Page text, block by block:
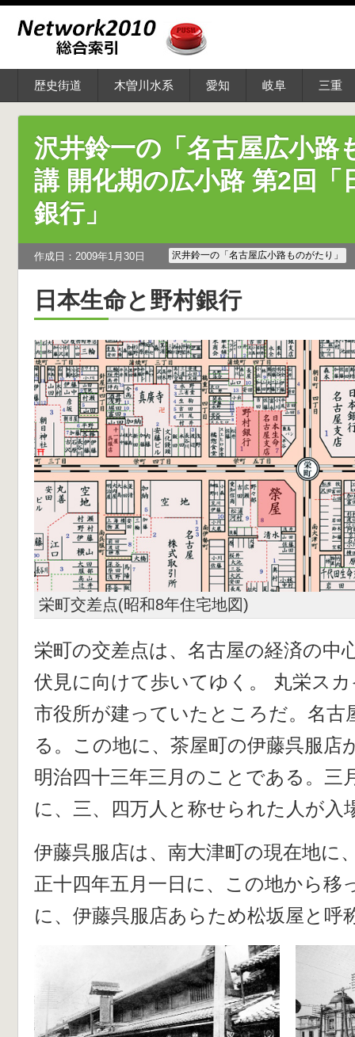
歴史街道 木曽川水系 愛知 岐阜 三重
沢井鈴一の「名古屋広小路
講 開化期の広小路 第2回「
銀行」
作成日：2009年1月30日 沢井鈴一の「名古屋広小路ものがたり」
日本生命と野村銀行
栄町交差点(昭和8年住宅地図)
栄町の交差点は、名古屋の経済の中
伏見に向けて歩いてゆく。 丸栄ス
市役所が建っていたところだ。名古
る。この地に、茶屋町の伊藤呉服店
明治四十三年三月のことである。三
に、三、四万人と称せられた人が入
伊藤呉服店は、南大津町の現在地に
正十四年五月一日に、この地から移
に、伊藤呉服店あらため松坂屋と呼